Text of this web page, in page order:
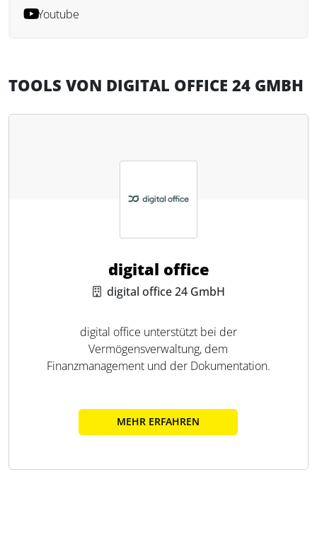
Youtube
TOOLS VON DIGITAL OFFICE 24 GMBH
digital office
digital office 24 GmbH
digital office unterstützt bei der
Vermögensverwaltung, dem
Finanzmanagement und der Dokumentation.
MEHR ERFAHREN